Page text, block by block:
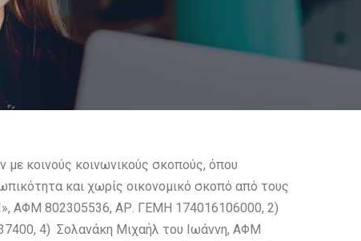
κοινούς κοινωνικούς σκοπούς, όπου
και χωρίς οικονομικό σκοπό από τους
ΑΦΜ 802305536, ΑΡ. ΓΕΜΗ 174016106000, 2)
4) Σολανάκη Μιχαήλ του Ιωάννη, ΑΦΜ